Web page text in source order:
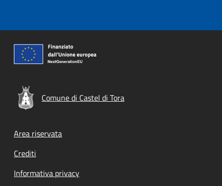
Comune di Castel di Tora
Footer menu
Area riservata
Crediti
Informativa privacy